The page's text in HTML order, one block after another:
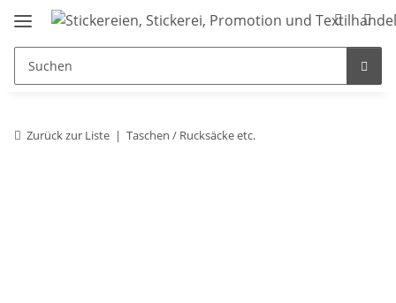
Zurück zur Liste Taschen / Rucksäcke etc.